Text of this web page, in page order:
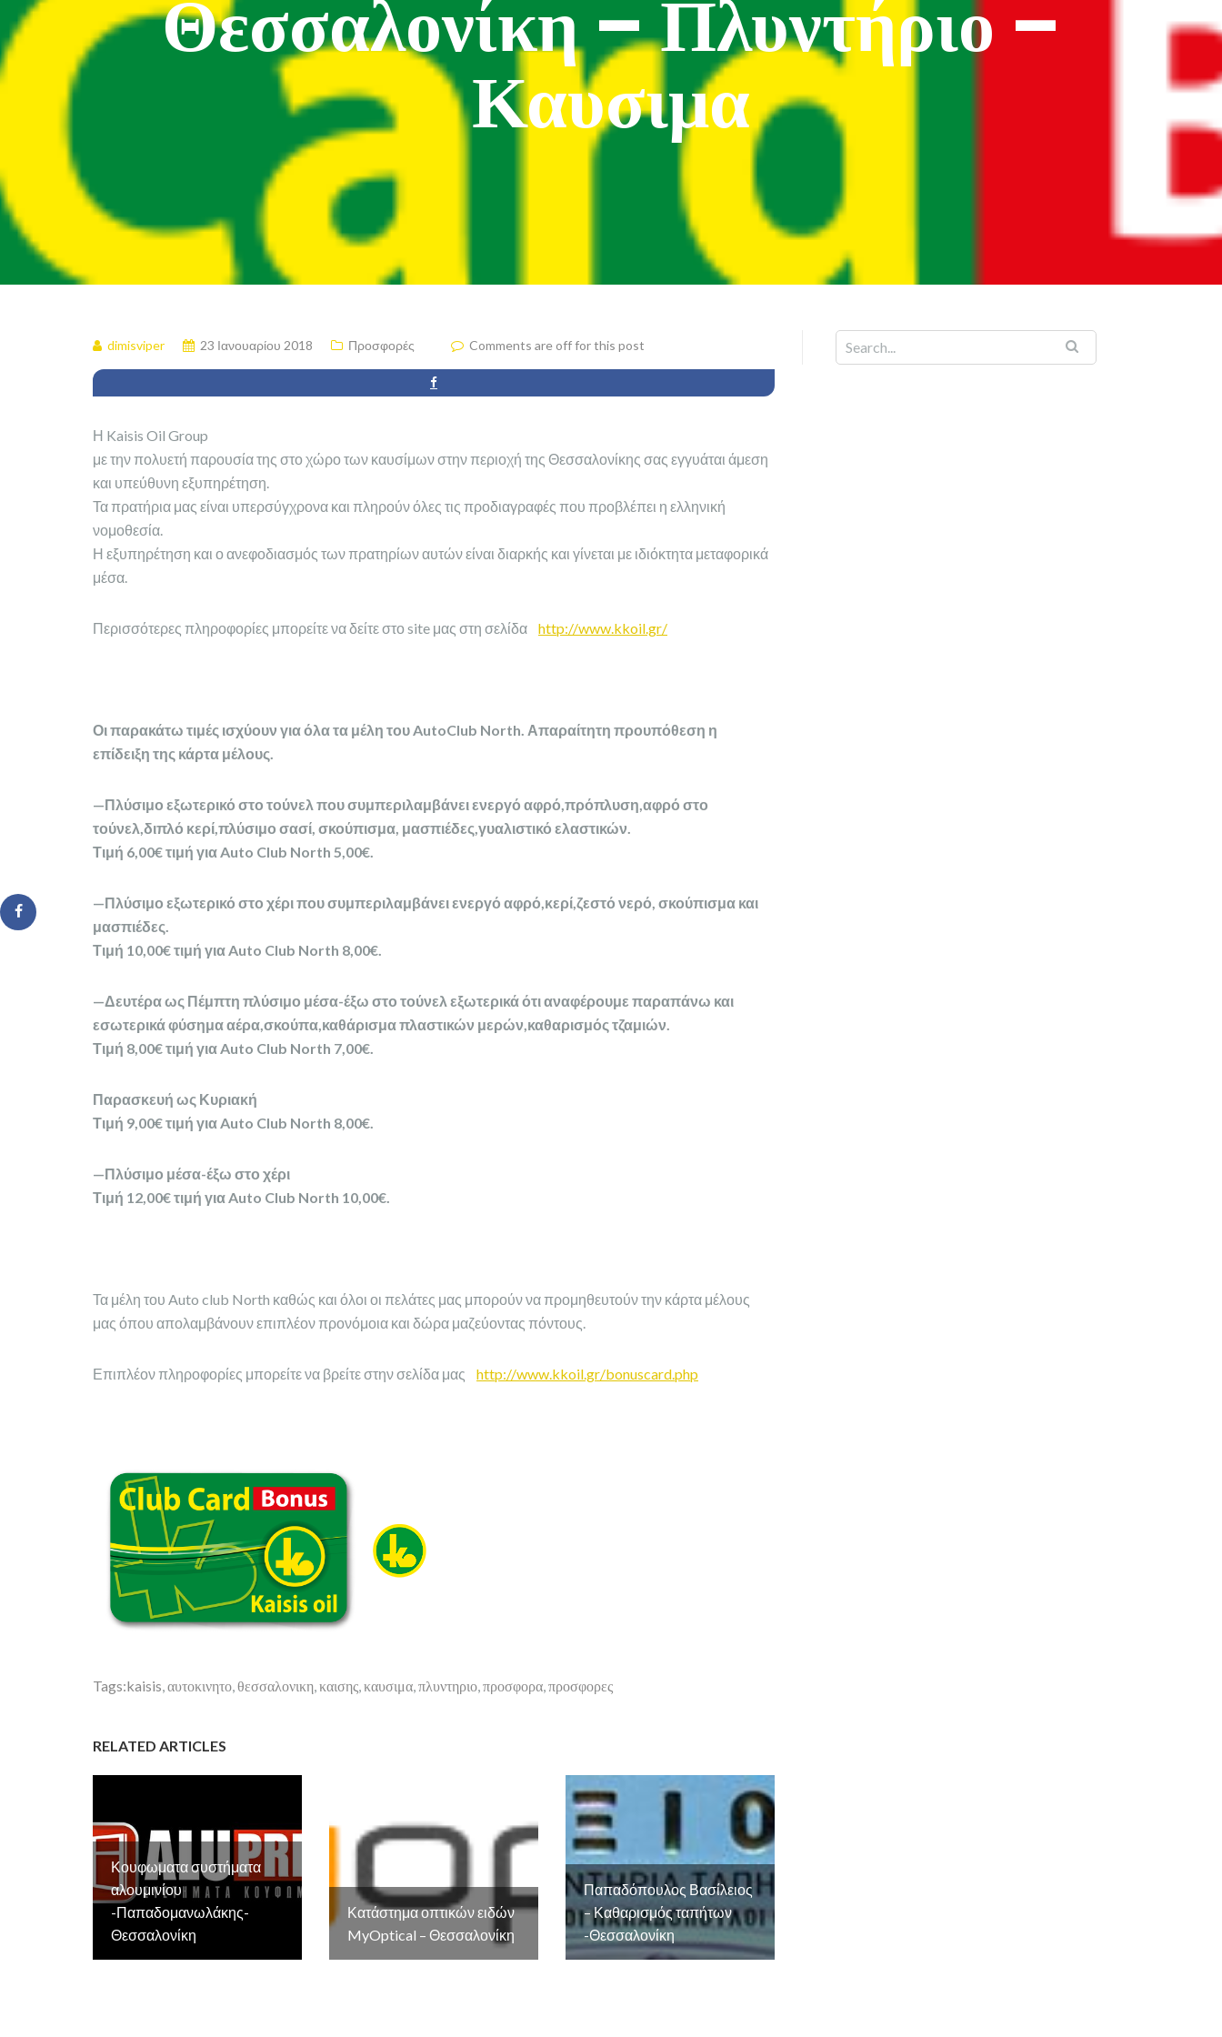
Θεσσαλονίκη – Πλυντήριο –
Καυσιμα
dimisviper 23 Ιανουαρίου 2018 Προσφορές Comments are off for this post
Η Kaisis Oil Group
με την πολυετή παρουσία της στο χώρο των καυσίμων στην περιοχή της Θεσσαλονίκης σας εγγυάται άμεση
και υπεύθυνη εξυπηρέτηση.
Τα πρατήρια μας είναι υπερσύγχρονα και πληρούν όλες τις προδιαγραφές που προβλέπει η ελληνική
νομοθεσία.
Η εξυπηρέτηση και ο ανεφοδιασμός των πρατηρίων αυτών είναι διαρκής και γίνεται με ιδιόκτητα μεταφορικά
μέσα.
Περισσότερες πληροφορίες μπορείτε να δείτε στο site μας στη σελίδα http://www.kkoil.gr/
Οι παρακάτω τιμές ισχύουν για όλα τα μέλη του AutoClub North. Απαραίτητη προυπόθεση η
επίδειξη της κάρτα μέλους.
—Πλύσιμο εξωτερικό στο τούνελ που συμπεριλαμβάνει ενεργό αφρό,πρόπλυση,αφρό στο
τούνελ,διπλό κερί,πλύσιμο σασί, σκούπισμα, μασπιέδες,γυαλιστικό ελαστικών.
Τιμή 6,00€ τιμή για Auto Club North 5,00€.
—Πλύσιμο εξωτερικό στο χέρι που συμπεριλαμβάνει ενεργό αφρό,κερί,ζεστό νερό, σκούπισμα και
μασπιέδες.
Τιμή 10,00€ τιμή για Auto Club North 8,00€.
—Δευτέρα ως Πέμπτη πλύσιμο μέσα-έξω στο τούνελ εξωτερικά ότι αναφέρουμε παραπάνω και
εσωτερικά φύσημα αέρα,σκούπα,καθάρισμα πλαστικών μερών,καθαρισμός τζαμιών.
Τιμή 8,00€ τιμή για Auto Club North 7,00€.
Παρασκευή ως Κυριακή
Τιμή 9,00€ τιμή για Auto Club North 8,00€.
—Πλύσιμο μέσα-έξω στο χέρι
Τιμή 12,00€ τιμή για Auto Club North 10,00€.
Τα μέλη του Auto club North καθώς και όλοι οι πελάτες μας μπορούν να προμηθευτούν την κάρτα μέλους
μας όπου απολαμβάνουν επιπλέον προνόμοια και δώρα μαζεύοντας πόντους.
Επιπλέον πληροφορίες μπορείτε να βρείτε στην σελίδα μας http://www.kkoil.gr/bonuscard.php
Tags:kaisis,αυτοκινητο,θεσσαλονικη,καισης,καυσιμα,πλυντηριο,προσφορα,προσφορες
RELATED ARTICLES
Κουφωματα συστήματα
αλουμινίου
-Παπαδομανωλάκης-
Θεσσαλονίκη
Κατάστημα οπτικών ειδών
MyOptical – Θεσσαλονίκη
Παπαδόπουλος Βασίλειος
– Καθαρισμός ταπήτων
-Θεσσαλονίκη